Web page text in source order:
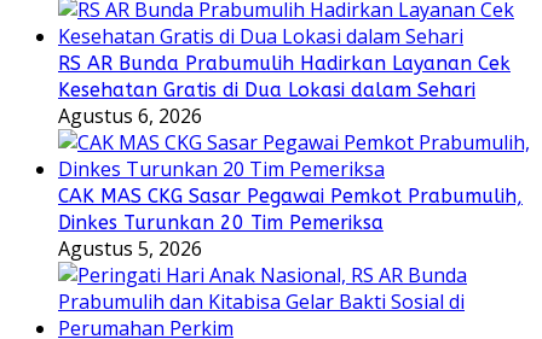
RS AR Bunda Prabumulih Hadirkan Layanan Cek
Kesehatan Gratis di Dua Lokasi dalam Sehari
Agustus 6, 2026
CAK MAS CKG Sasar Pegawai Pemkot Prabumulih,
Dinkes Turunkan 20 Tim Pemeriksa
Agustus 5, 2026